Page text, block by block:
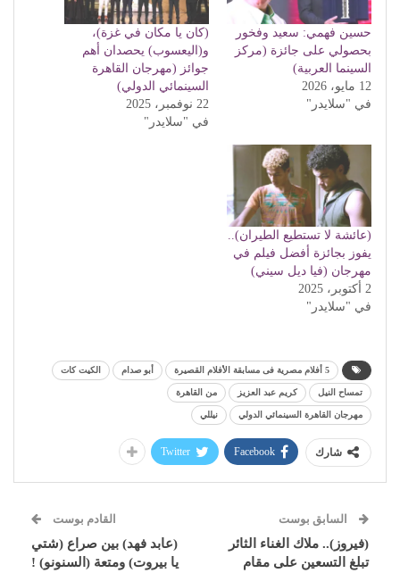
حسين فهمي: سعيد وفخور
بحصولي على جائزة (مركز
السينما العربية)
12 مايو، 2026
في "سلايدر"
(كان يا مكان في غزة)،
و(اليعسوب) يحصدان أهم
جوائز (مهرجان القاهرة
السينمائي الدولي)
22 نوفمبر، 2025
في "سلايدر"
(عائشة لا تستطيع الطيران)..
يفوز بجائزة أفضل فيلم في
مهرجان (فيا ديل سيني)
2 أكتوبر، 2025
في "سلايدر"
5 أفلام مصرية فى مسابقة الأفلام القصيرة أبو صدام الكيت كات
تمساح النيل كريم عبد العزيز من القاهرة
مهرجان القاهرة السينمائي الدولي نيللي
شارك Facebook
Twitter
السابق بوست
(فيروز).. ملاك الغناء الثائر
تبلغ التسعين على مقام
القادم بوست
(عابد فهد) بين صراع (شتي
يا بيروت) ومتعة (السنونو) !